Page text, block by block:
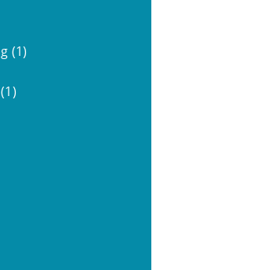
(1)
(1)